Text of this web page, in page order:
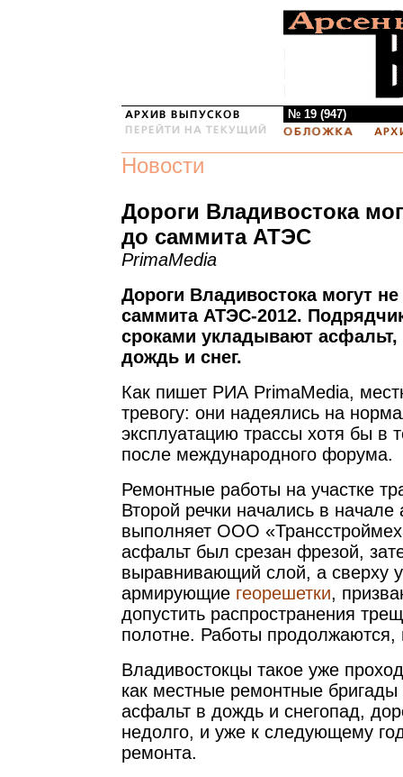
№ 19 (947)
Новости
Дороги Владивостока
до саммита АТЭС
PrimaMedia
Дороги Владивостока могут
саммита АТЭС-2012.
сроками укладывают асфальт,
дождь и снег.
Как пишет РИА PrimaMedia,
тревогу: они надеялись на
эксплуатацию трассы хотя бы в
после международного форума.
Ремонтные работы на участке
Второй речки начались в начале
выполняет ООО
асфальт был срезан фрезой,
выравнивающий слой, а сверху
армирующие георешетки,
допустить распространения
полотне. Работы продолжаются,
Владивостокцы такое уже
как местные ремонтные
асфальт в дождь и снегопад,
недолго, и уже к следующему
ремонта.